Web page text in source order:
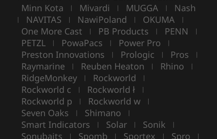
Minn Kota | Mivardi | MUGGA | Nash
| NAVITAS | NawiPoland | OKUMA |
One More Cast | PB Products | PENN |
PETZL | PowaPacs | Power Pro |
Preston Innovations | Prologic | Pros |
Raymarine | Reuben Heaton | Rhino |
RidgeMonkey | Rockworld |
Rockworld c | Rockworld ł |
Rockworld p | Rockworld w |
Seven Oaks | Shimano |
Smart Indicators | Solar | Sonik |
Sonubaits | Spomb | Sportex | Spro |